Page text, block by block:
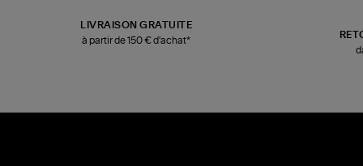
LIVRAISON GRATUITE
à partir de 150 € d'achat*